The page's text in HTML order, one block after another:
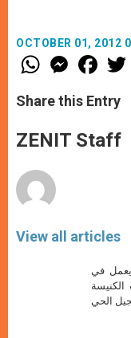
OCTOBER 01, 2012
W
h
t
s
p
p
M
e
s
e
g
e
F
a
e
b
o
k
Share this Entry
ZENIT Staff
View all articles
يعمل في